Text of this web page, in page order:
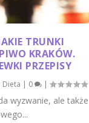
TRUNKI
KRAKÓW.
PRZEPISY
Dieta | 0 |
wyzwanie, ale także